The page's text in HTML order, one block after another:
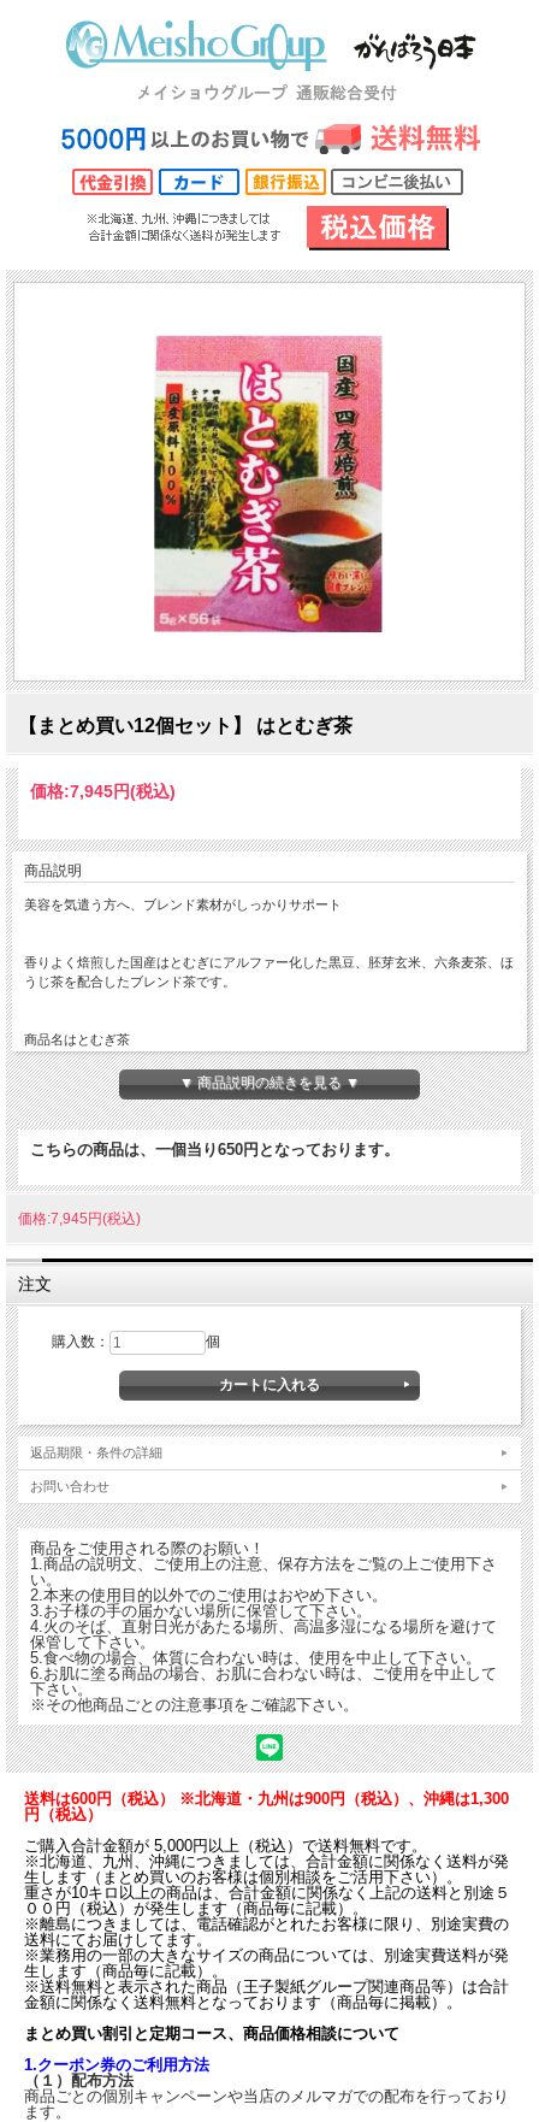
【まとめ買い12個セット】 はとむぎ茶
価格:7,945円(税込)
商品説明
美容を気遣う方へ、ブレンド素材がしっかりサポート
香りよく焙煎した国産はとむぎにアルファー化した黒豆、胚芽玄米、六条麦茶、ほ
うじ茶を配合したブレンド茶です。
商品名はとむぎ茶
内容量392g（7g×56袋）
原材料ハトムギ、大麦、ハブ茶、ドクダミ、シソの葉
保管方法冷暗所で保管してください。
お召し上がり方
沸騰したお湯（約800から1000ml）にはとむぎ茶1袋を入れ、10分後煮出してお召
2．急須の場合
1）急須に1袋入れて、召し上がる量の熱湯を注いで下さい。
※冬はホットで、夏は冷蔵庫で冷やして召し上がれます。
※マイルドで飲みやすく仕上げてありますので、お子様からお年を召した方までご
家族皆様に幅広くご愛飲いただけます。
お召し上がり下さい。
・開封後保存する場合は、袋を密封するか別の缶に保存していただくようお願いし
ます。
・体質に合わない時はご使用をお止め下さい。
販売元株式会社ユニマットリケン
発送予定通常2から4営業日から
はとむぎ茶の詳細について
ハトムギは、熱帯アジア原産のイネ科の1年草で、日からも各地で栽培されており
ます。収穫量の多い作物で春に種をまくと、6・7月頃に葉の間から花穂を出し、
10月頃に惰円形で淡褐色の実を結びます。実は軟らかく親指で強く圧迫するとつぶ
れ、中には白い種子が入っています。ハトムギは美容と健康を意識した穀物として
古くからご飯に炊き込んだり、餅や団子にも使われ人々に愛用されてきました。
▼ 商品説明の続きを見る ▼
こちらの商品は、一個当り650円となっております。
価格:7,945円(税込)
注文
購入数： 個
返品期限・条件の詳細
お問い合わせ
商品をご使用される際のお願い！
1.商品の説明文、ご使用上の注意、保存方法をご覧の上ご使用下さ
い。
2.本来の使用目的以外でのご使用はおやめ下さい。
3.お子様の手の届かない場所に保管して下さい。
4.火のそば、直射日光があたる場所、高温多湿になる場所を避けて
保管して下さい。
5.食べ物の場合、体質に合わない時は、使用を中止して下さい。
6.お肌に塗る商品の場合、お肌に合わない時は、ご使用を中止して
下さい。
※その他商品ごとの注意事項をご確認下さい。
送料は600円（税込） ※北海道・九州は900円（税込）、沖縄は1,300
円（税込）
ご購入合計金額が 5,000円以上（税込）で送料無料です。
※北海道、九州、沖縄につきましては、合計金額に関係なく送料が発
生します（まとめ買いのお客様は個別相談をご活用下さい）。
重さが10キロ以上の商品は、合計金額に関係なく上記の送料と別途５
００円（税込）が発生します（商品毎に記載）。
※離島につきましては、電話確認がとれたお客様に限り、別途実費の
送料にてお届けしてます。
※業務用の一部の大きなサイズの商品については、別途実費送料が発
生します（商品毎に記載）。
※送料無料と表示された商品（王子製紙グループ関連商品等）は合計
金額に関係なく送料無料となっております（商品毎に掲載）。
まとめ買い割引と定期コース、商品価格相談について
1.クーポン券のご利用方法
（１）配布方法
商品ごとの個別キャンペーンや当店のメルマガでの配布を行っており
ます。